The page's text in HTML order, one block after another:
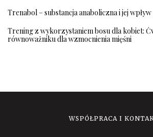
Trenabol – substancja anaboliczna i jej
Trening z wykorzystaniem bosu dla kobiet:
równoważniku dla wzmocnienia mięśni
WSPÓŁPRACA I